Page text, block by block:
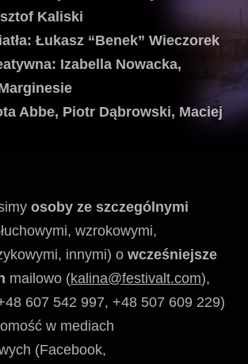
Kaliski
Łukasz “Benek” Wieczorek
Izabella Nowacka,
Abbe, Piotr Dąbrowski, Maciej
osoby ze szczególnymi
wzrokowymi,
innymi) o wcześniejsze
mailowo (kalina@festivalt.com),
607 542 997, +48 507 609 229)
w mediach
(Facebook,